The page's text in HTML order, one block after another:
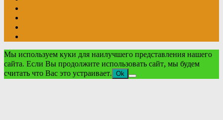
Мы используем куки для наилучшего представления нашего
сайта. Если Вы продолжите использовать сайт, мы будем
считать что Вас это устраивает. Ok